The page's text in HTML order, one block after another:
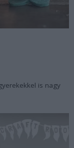
is nagy